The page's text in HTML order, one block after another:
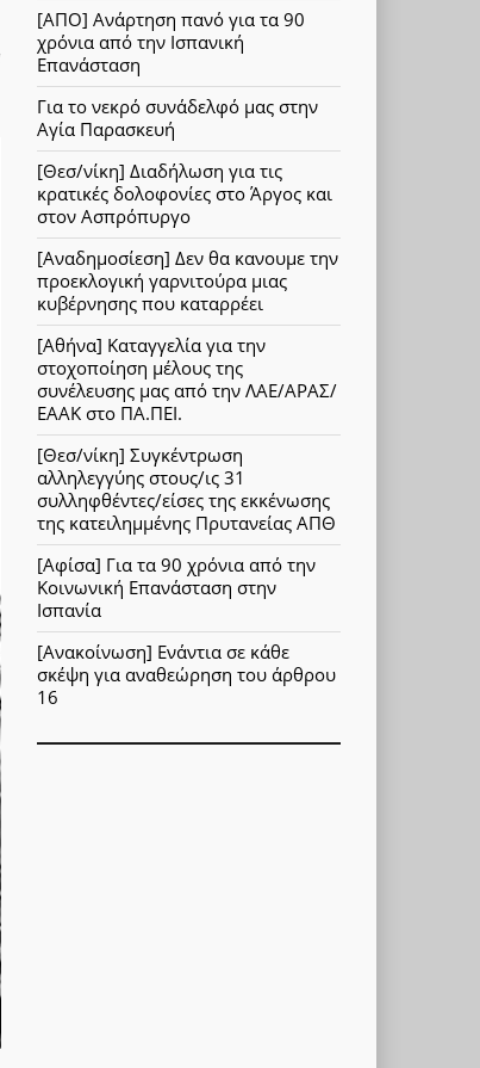
[ΑΠΟ] Ανάρτηση πανό για τα 90
χρόνια από την Ισπανική
Επανάσταση
Για το νεκρό συνάδελφό μας στην
Αγία Παρασκευή
[Θεσ/νίκη] Διαδήλωση για τις
κρατικές δολοφονίες στο Άργος και
στον Ασπρόπυργο
[Αναδημοσίεση] Δεν θα κανουμε την
προεκλογική γαρνιτούρα μιας
κυβέρνησης που καταρρέει
[Αθήνα] Καταγγελία για την
στοχοποίηση μέλους της
συνέλευσης μας από την ΛΑΕ/ΑΡΑΣ/
ΕΑΑΚ στο ΠΑ.ΠΕΙ.
[Θεσ/νίκη] Συγκέντρωση
αλληλεγγύης στους/ις 31
συλληφθέντες/είσες της εκκένωσης
της κατειλημμένης Πρυτανείας ΑΠΘ
[Αφίσα] Για τα 90 χρόνια από την
Κοινωνική Επανάσταση στην
Ισπανία
[Ανακοίνωση] Ενάντια σε κάθε
σκέψη για αναθεώρηση του άρθρου
16